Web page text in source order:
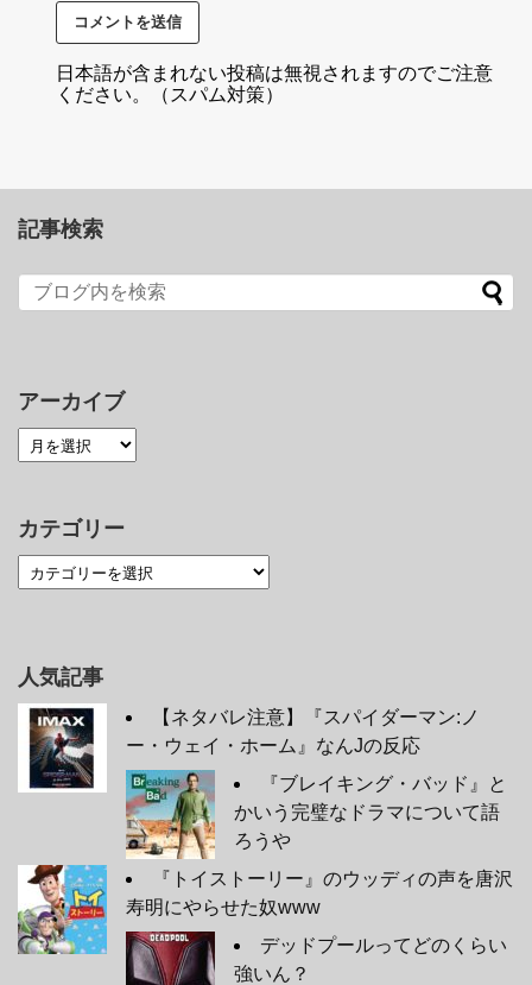
日本語が含まれない投稿は無視されますのでご注意
ください。（スパム対策）
記事検索
アーカイブ
カテゴリー
人気記事
【ネタバレ注意】『スパイダーマン:ノ
ー・ウェイ・ホーム』なんJの反応
『ブレイキング・バッド』と
かいう完璧なドラマについて語
ろうや
『トイストーリー』のウッディの声を唐沢
寿明にやらせた奴www
デッドプールってどのくらい
強いん？